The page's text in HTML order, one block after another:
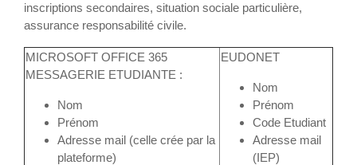
inscriptions secondaires, situation sociale particulière,
assurance responsabilité civile.
MICROSOFT OFFICE 365
MESSAGERIE ETUDIANTE :
Nom
Prénom
Adresse mail (celle crée par la
plateforme)
EUDONET
Nom
Prénom
Code Etudiant
Adresse mail
(IEP)